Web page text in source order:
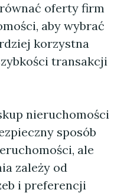
oferty firm
aby wybrać
korzystna
transakcji
nieruchomości
sposób
ale
zależy od
i preferencji